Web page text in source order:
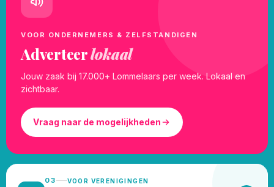
VOOR ONDERNEMERS & ZELFSTANDIGEN
Adverteerlokaal
Jouw zaak bij 17.000+ Lommelaars per week. Lokaal en
zichtbaar.
Vraag naar de mogelijkheden
03 VOOR VERENIGINGEN